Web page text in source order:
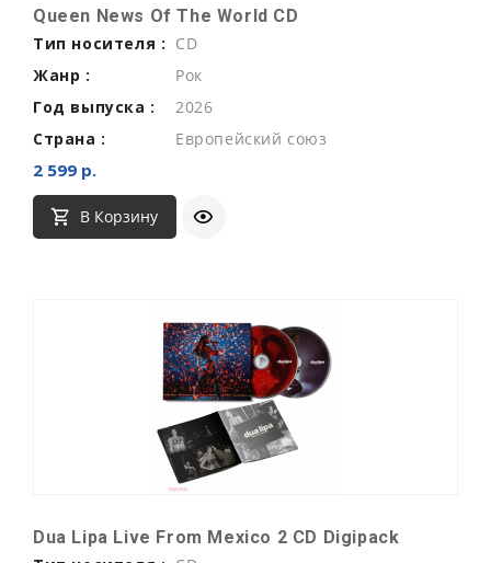
Queen News Of The World CD
Тип носителя : CD
Жанр :
Рок
Год выпуска :
2026
Страна :
Европейский союз
2 599 р.
В Корзину
Dua Lipa Live From Mexico 2 CD Digipack